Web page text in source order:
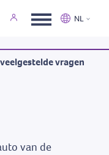
NL
Français
vragen
van de